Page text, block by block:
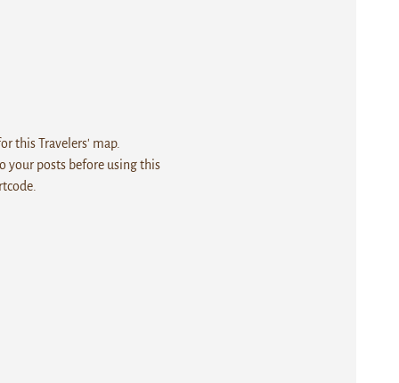
this Travelers' map.
your posts before using this